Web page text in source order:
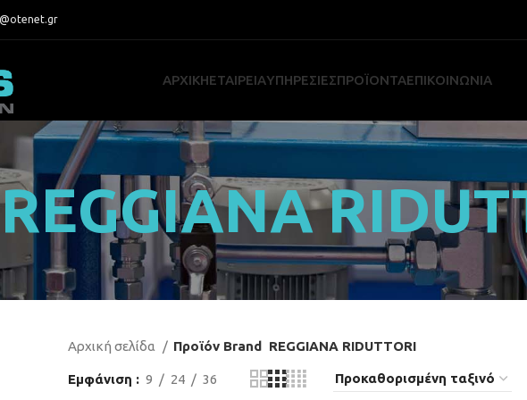
ΑΡΧΙΚΗΕΤΑΙΡΕΙΑΥΠΗΡΕΣΙΕΣΠΡΟΪΌΝΤΑΕΠΙΚΟΙΝΩΝΙΑ
REGGIANA
Αρχική σελίδα Προϊόν Brand REGGIANA RIDUTTORI
Εμφάνιση 9 24 36